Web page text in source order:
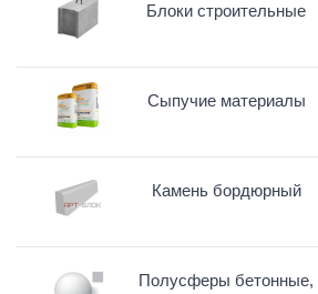
Блоки строительные
Сыпучие материалы
Камень бордюрный
Полусферы бетонные,